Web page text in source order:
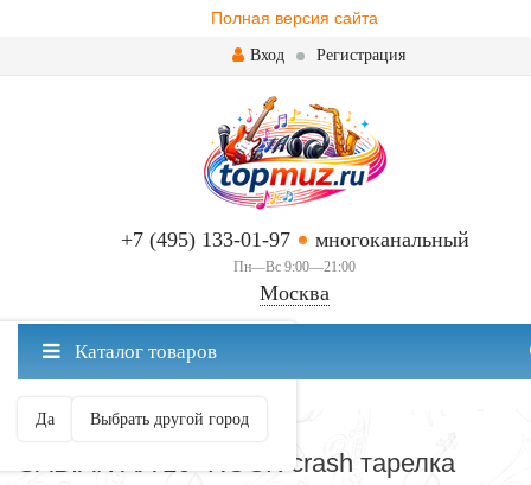
Полная версия сайта
Вход Регистрация
+7 (495) 133-01-97 многоканальный
Пн—Вс 9:00—21:00
Москва
Москва ваш город?
Да Выбрать другой город
Каталог товаров
CRASH
SABIAN AA 16" ROCK crash тарелка